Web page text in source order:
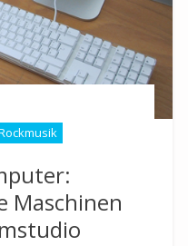
Maschinen